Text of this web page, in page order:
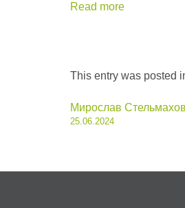
Read more
This entry was posted
Post
Мирослав
25.06.2024